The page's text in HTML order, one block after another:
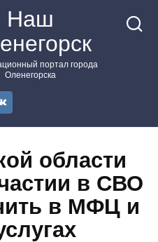
Наш
портал города
Оленегорска
области
в СВО
в МФЦ и